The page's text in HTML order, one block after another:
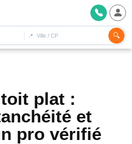
📍 🔍
plat :
et
pro vérifié